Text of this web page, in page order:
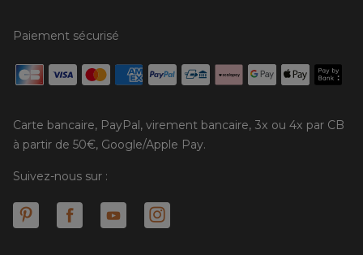
Paiement sécurisé
Carte bancaire, PayPal, virement bancaire, 3x ou 4x par CB
à partir de 50€, Google/Apple Pay.
Suivez-nous sur :